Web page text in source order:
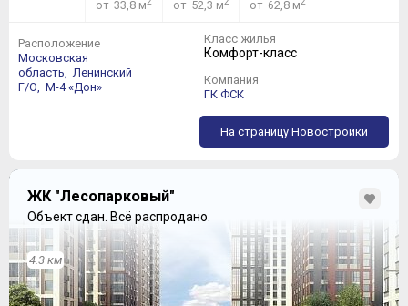
от 33,8 м
от 52,3 м
от 62,8 м
Расположение
Московская
область, Ленинский
Г/О, М-4 «Дон»
Класс жилья
Комфорт-класс
Компания
ГК ФСК
На страницу Новостройки
ЖК "Лесопарковый"
Объект сдан. Всё распродано.
4.3 км